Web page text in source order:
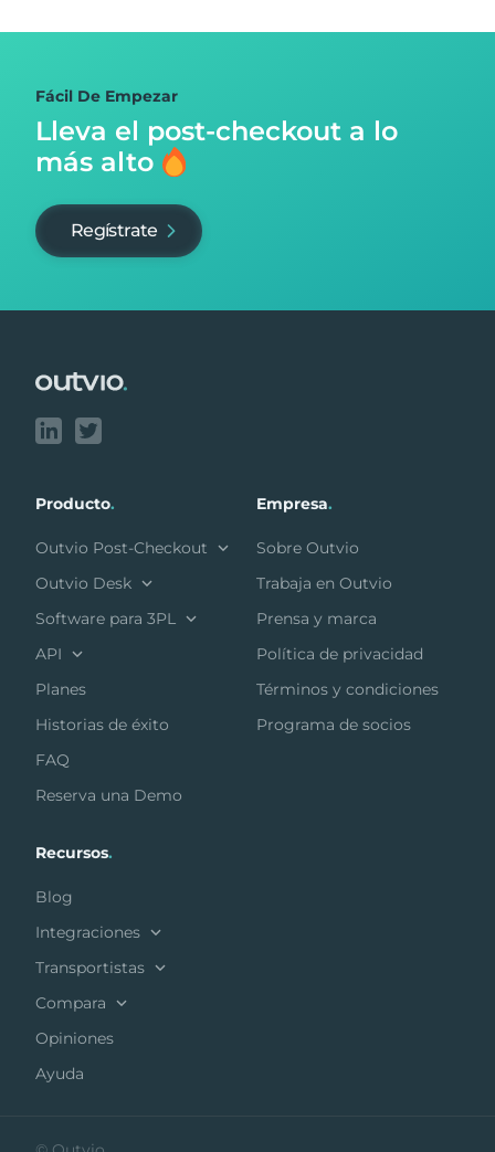
Fácil De Empezar
Lleva el post-checkout a lo
más alto
Regístrate
Producto.
Outvio Post-Checkout
Outvio Desk
Software para 3PL
API
Planes
Historias de éxito
FAQ
Reserva una Demo
Empresa.
Sobre Outvio
Trabaja en Outvio
Prensa y marca
Política de privacidad
Términos y condiciones
Programa de socios
Recursos.
Blog
Integraciones
Transportistas
Compara
Opiniones
Ayuda